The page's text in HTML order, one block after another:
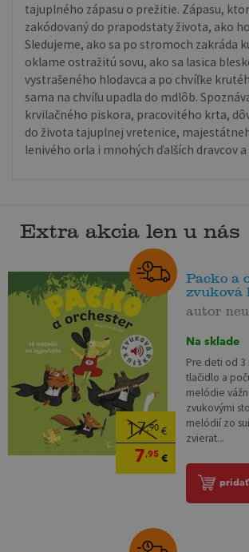
tajuplného zápasu o prežitie. Zápasu,
zakódovaný do prapodstaty života, ako
Sledujeme, ako sa po stromoch zakráda
oklame ostražitú sovu, ako sa lasica
vystrašeného hlodavca a po chvíľke
sama na chvíľu upadla do mdlôb.
krvilačného piskora, pracovitého krta,
do života tajuplnej vretenice,
lenivého orla i mnohých ďalších dravcov
Extra akcia len u nás
17,90€
7,95€
Packo a
zvuková
autor
Na sklade
Pre deti od 3
tlačidlo a
melódie
zvukovými
melódií zo
zvierat...